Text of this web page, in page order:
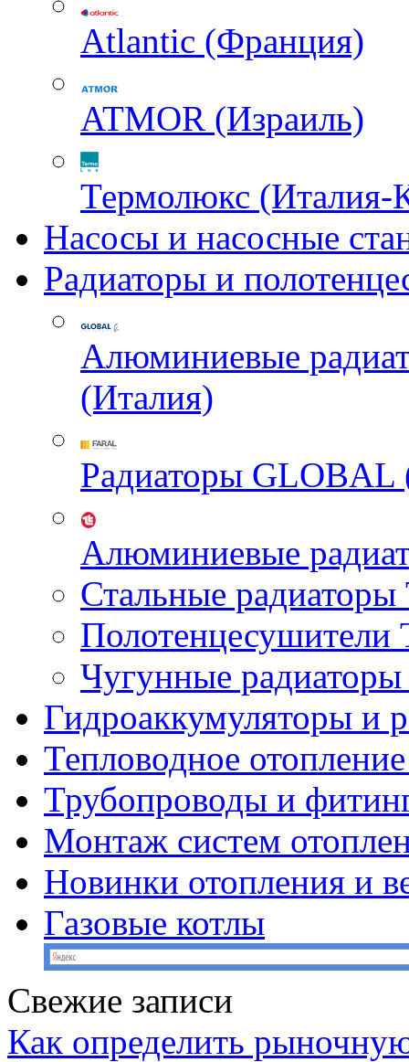
Atlantic (Франция)
ATMOR (Израиль)
Термолюкс (Италия-
Насосы и насосные
Радиаторы и
Алюминиевые
(Италия)
Радиаторы GLOBAL
Алюминиевые
Стальные
Чугунные
Гидроаккумуляторы и
Тепловодное
Трубопроводы и
Монтаж систем
Новинки отопления и
Газовые котлы
Свежие записи
Как определить